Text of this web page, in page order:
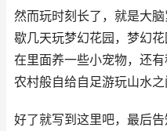
然而玩时刻长了，就是大
歇几天玩梦幻花园，梦幻
在里面养一些小宠物，还
农村般自给自足游玩山水之
好了就写到这里吧，最后